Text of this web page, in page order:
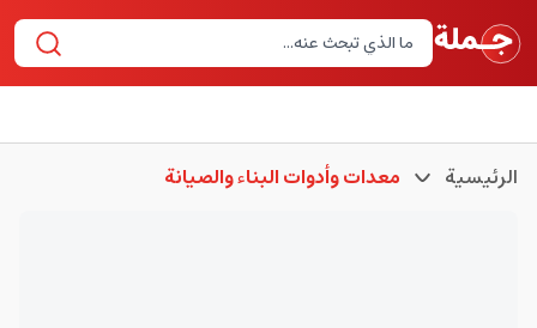
الرئيسية معدات وأدوات البناء والصيانة